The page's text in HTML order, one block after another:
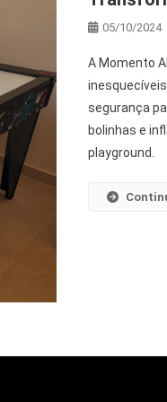
05/10/2024
A Momento
segurança
bolinhas e
playground.